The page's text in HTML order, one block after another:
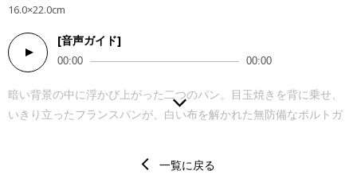
16.0×22.0cm
[音声ガイド]
Audio
Player
00:00 00:00
暗い背景の中に浮かび上がった二つのパン。目玉焼きを背に乗せ、
いきり立ったフランスパンが、白い布を解かれた無防備なポルトガ
は、私たちの夢や幻想の中にも出てきそうな感覚に陥ります。 ダリ
一覧に戻る